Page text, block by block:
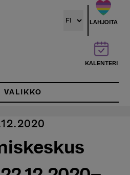
LAHJOITA
KALENTERI
VALIKKO